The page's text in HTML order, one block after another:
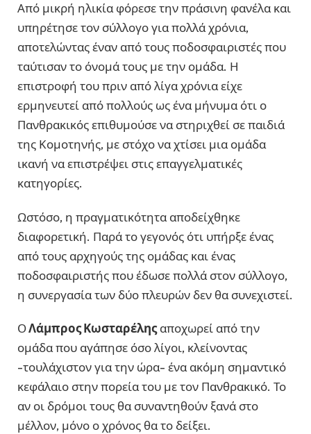
Από μικρή ηλικία φόρεσε την πράσινη φανέλα και
υπηρέτησε τον σύλλογο για πολλά χρόνια,
αποτελώντας έναν από τους ποδοσφαιριστές που
ταύτισαν το όνομά τους με την ομάδα. Η
επιστροφή του πριν από λίγα χρόνια είχε
ερμηνευτεί από πολλούς ως ένα μήνυμα ότι ο
Πανθρακικός επιθυμούσε να στηριχθεί σε παιδιά
της Κομοτηνής, με στόχο να χτίσει μια ομάδα
ικανή να επιστρέψει στις επαγγελματικές
κατηγορίες.
Ωστόσο, η πραγματικότητα αποδείχθηκε
διαφορετική. Παρά το γεγονός ότι υπήρξε ένας
από τους αρχηγούς της ομάδας και ένας
ποδοσφαιριστής που έδωσε πολλά στον σύλλογο,
η συνεργασία των δύο πλευρών δεν θα συνεχιστεί.
ΟΛάμπρος Κωσταρέληςαποχωρεί από την
ομάδα που αγάπησε όσο λίγοι, κλείνοντας
-τουλάχιστον για την ώρα- ένα ακόμη σημαντικό
κεφάλαιο στην πορεία του με τον Πανθρακικό. Το
αν οι δρόμοι τους θα συναντηθούν ξανά στο
μέλλον, μόνο ο χρόνος θα το δείξει.